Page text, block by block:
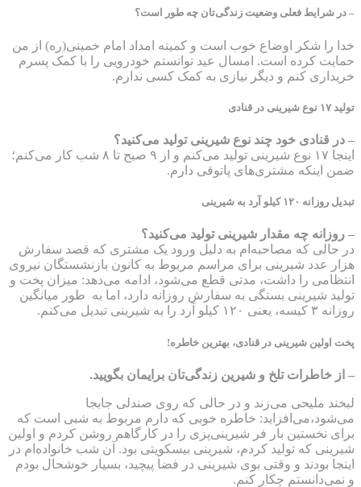
– در شرایط فعلی وضعیت زندگی‌تان چه طور است؟
خدا را شکر اوضاع خوب است و کمیته امداد امام خمینی(ره) از من
حمایت کرده است. امسال عید توانستم خودرویی را با کمک پسرم
خریداری کنم و دیگر نیازی به کمک کسی ندارم.
تولید ۱۷ نوع شیرینی در قنادی
– در قنادی خود چند نوع شیرینی تولید می‌کنید؟
اینجا ۱۷ نوع شیرینی تولید می‌کنم و از ۹ صبح تا ۸ شب کار می‌کنم؛
ضمن اینکه مشتری‌های پاتوقی دارم.
تبدیل روزانه ۱۲۰ کیلو آرد به شیرینی
– روزانه چه مقدار شیرینی تولید می‌کنید؟
در حالی که مصاحبه‌ام به دلیل ورود یک مشتری که قصد سفارش
هزار عدد شیرینی برای مراسم مربوط به کانون بازنشستگان نیروی
انتظامی را داشت، مدتی قطع می‌شود، ادامه می‌دهد: میزان پخت و
تولید شیرینی بستگی به سفارش روزانه دارد، اما به طور میانگین
روزانه ۳ کیسه، یعنی ۱۲۰ کیلو آرد را به شیرینی تبدیل می‌کنم.
پخت اولین شیرینی در قنادی، بهترین خاطره!
– از خاطرات تلخ و شیرین زندگی‌تان برایمان بگویید.
لبخند ملیحی می‌زند و در حالی که روی صندلی جابجا
می‌شود،می‌افزاید: خاطره خوبی که دارم مربوط به شبی است که
برای نخستین بار فر شیرینی‌پزی را در کارگاهم روشن کردم و اولین
شیرینی که تولید کردم، شیرینی بیسکویتی بود. آن شب خانواده‌ام در
اینجا بودند و وقتی بوی شیرینی در فضا پیچید، بسیار خوشحال بودم
و نمی‌دانستم چکار کنم.